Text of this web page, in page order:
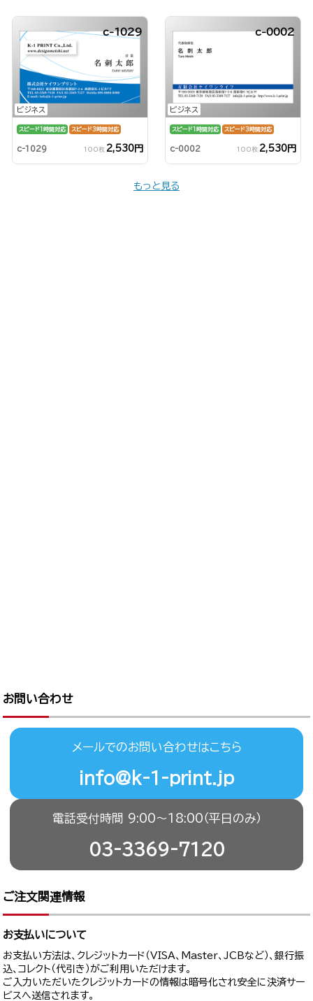
ビジネス
c-1029
スピード1時間対応 スピード3時間対応
c-1029 100枚 2,530円
ビジネス
c-0002
スピード1時間対応 スピード3時間対応
c-0002 100枚 2,530円
もっと見る
お問い合わせ
メールでのお問い合わせはこちら
info@k-1-print.jp
電話受付時間 9:00〜18:00（平日のみ）
03-3369-7120
ご注文関連情報
お支払いについて
お支払い方法は、クレジットカード（VISA、Master、JCBなど）、銀行振
込、コレクト（代引き）がご利用いただけます。
ご入力いただいたクレジットカードの情報は暗号化され安全に決済サー
ビスへ送信されます。